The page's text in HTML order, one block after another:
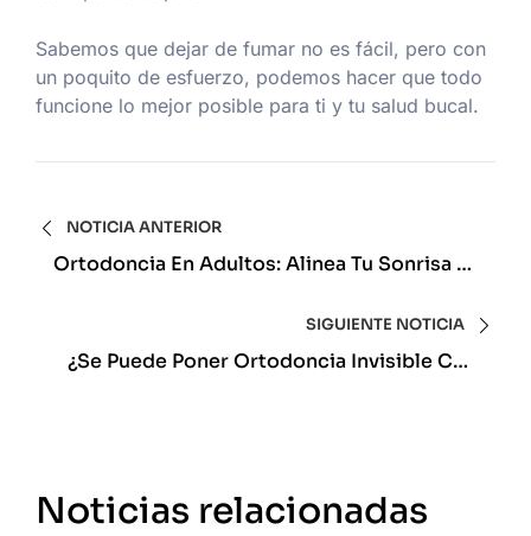
Sabemos que dejar de fumar no es fácil, pero con
un poquito de esfuerzo, podemos hacer que todo
funcione lo mejor posible para ti y tu salud bucal.
NOTICIA ANTERIOR
Ortodoncia En Adultos: Alinea Tu Sonrisa A
SIGUIENTE NOTICIA
¿Se Puede Poner Ortodoncia Invisible Con
Noticias relacionadas